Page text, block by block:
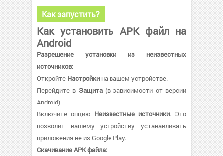
Как запустить?
Как установить APK файл на
Android
Разрешение установки из неизвестных
источников:
Откройте Настройки на вашем устройстве.
Перейдите в Защита(в зависимости от версии
Android).
Включите опцию Неизвестные источники. Это
позволит вашему устройству устанавливать
приложения не из Google Play.
Скачивание APK файла: